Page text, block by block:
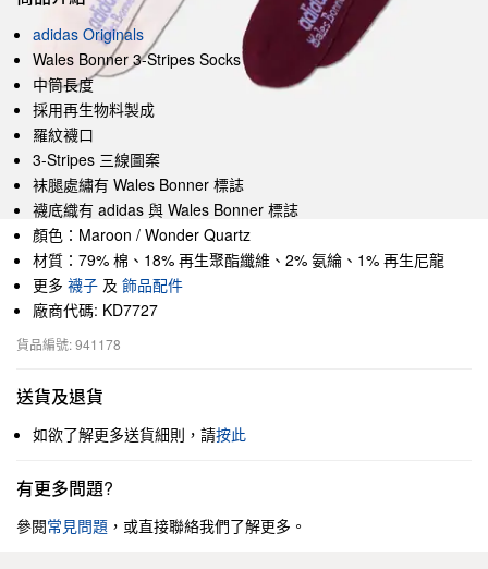
adidas Originals
Wales Bonner 3-Stripes Socks
中筒長度
採用再生物料製成
羅紋襪口
3-Stripes 三線圖案
袜腿處繡有 Wales Bonner 標誌
襪底織有 adidas 與 Wales Bonner 標誌
顏色：Maroon / Wonder Quartz
材質：79% 棉、18% 再生聚酯纖維、2% 氨綸、1% 再生尼龍
更多 襪子 及 飾品配件
廠商代碼: KD7727
貨品編號: 941178
送貨及退貨
如欲了解更多送貨細則，請按此
有更多問題?
參閱常見問題 ，或直接聯絡我們了解更多。